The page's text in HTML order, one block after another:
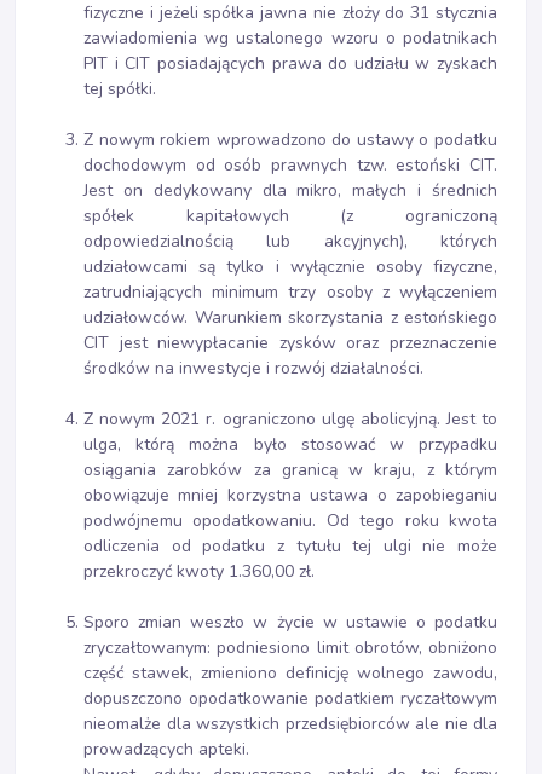
fizyczne i jeżeli spółka jawna nie złoży do 31 stycznia
zawiadomienia wg ustalonego wzoru o podatnikach
PIT i CIT posiadających prawa do udziału w zyskach
tej spółki.
Z nowym rokiem wprowadzono do ustawy o podatku
dochodowym od osób prawnych tzw. estoński CIT.
Jest on dedykowany dla mikro, małych i średnich
spółek kapitałowych (z ograniczoną
odpowiedzialnością lub akcyjnych), których
udziałowcami są tylko i wyłącznie osoby fizyczne,
zatrudniających minimum trzy osoby z wyłączeniem
udziałowców. Warunkiem skorzystania z estońskiego
CIT jest niewypłacanie zysków oraz przeznaczenie
środków na inwestycje i rozwój działalności.
Z nowym 2021 r. ograniczono ulgę abolicyjną. Jest to
ulga, którą można było stosować w przypadku
osiągania zarobków za granicą w kraju, z którym
obowiązuje mniej korzystna ustawa o zapobieganiu
podwójnemu opodatkowaniu. Od tego roku kwota
odliczenia od podatku z tytułu tej ulgi nie może
przekroczyć kwoty 1.360,00 zł.
Sporo zmian weszło w życie w ustawie o podatku
zryczałtowanym: podniesiono limit obrotów, obniżono
część stawek, zmieniono definicję wolnego zawodu,
dopuszczono opodatkowanie podatkiem ryczałtowym
nieomalże dla wszystkich przedsiębiorców ale nie dla
prowadzących apteki.